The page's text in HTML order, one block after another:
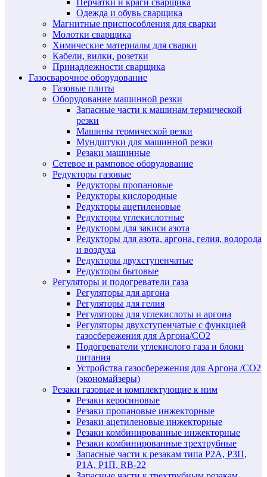
Перчатки и краги сварщика
Одежда и обувь сварщика
Магнитные приспособления для сварки
Молотки сварщика
Химические материалы для сварки
Кабели, вилки, розетки
Принадлежности сварщика
Газосварочное оборудование
Газовые плиты
Оборудование машинной резки
Запасные части к машинам термической
резки
Машины термической резки
Мундштуки для машинной резки
Резаки машинные
Сетевое и рамповое оборудование
Редукторы газовые
Редукторы пропановые
Редукторы кислородные
Редукторы ацетиленовые
Редукторы углекислотные
Редукторы для закиси азота
Редукторы для азота, аргона, гелия, водорода
и воздуха
Редукторы двухступенчатые
Редукторы бытовые
Регуляторы и подогреватели газа
Регуляторы для аргона
Регуляторы для гелия
Регуляторы для углекислоты и аргона
Регуляторы двухступенчатые c функцией
газосбережения для Аргона/СО2
Подогреватели углекислого газа и блоки
питания
Устройства газосбережения для Аргона /СО2
(экономайзеры)
Резаки газовые и комплектующие к ним
Резаки керосиновые
Резаки пропановые инжекторные
Резаки ацетиленовые инжекторные
Резаки комбинированные инжекторные
Резаки комбинированные трехтрубные
Запасные части к резакам типа Р2А, Р3П,
Р1А, Р1П, RB-22